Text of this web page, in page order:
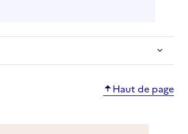
Haut de page